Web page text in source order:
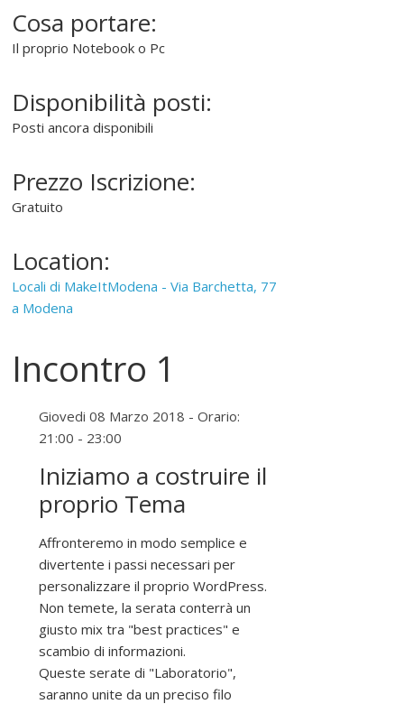
"
S
t
w
r
e
l
b
e
r
Cosa portare:
Il proprio Notebook o Pc
Disponibilità posti:
Posti ancora disponibili
Prezzo Iscrizione:
Gratuito
Location:
Locali di MakeItModena - Via Barchetta, 77
a Modena
Incontro 1
Giovedi 08 Marzo 2018 - Orario:
21:00 - 23:00
Iniziamo a costruire il
proprio Tema
Affronteremo in modo semplice e
divertente i passi necessari per
personalizzare il proprio WordPress.
Non temete, la serata conterrà un
giusto mix tra "best practices" e
scambio di informazioni.
Queste serate di "Laboratorio",
saranno unite da un preciso filo